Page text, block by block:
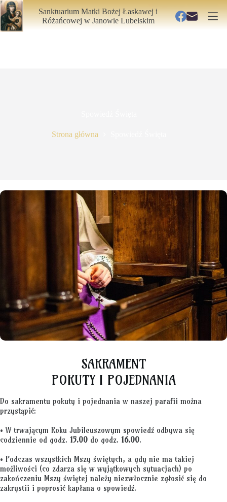
Przejdź
do
treści
Sanktuarium Matki Bożej Łaskawej i
Różańcowejw Janowie Lubelskim
Strona główna
SAKRAMENT
POKUTY I POJEDNANIA
Do sakramentu pokuty i pojednania w naszej parafii można
przystąpić:
• W trwającym Roku Jubileuszowym spowiedź odbywa się
codziennie od godz. 15.00 do godz. 16.00.
• Podczas wszystkich Mszy świętych, a gdy nie ma takiej
możliwości (co zdarza się w wyjątkowych sytuacjach) po
zakończeniu Mszy świętej należy niezwłocznie zgłosić się do
zakrystii i poprosić kapłana o spowiedź.